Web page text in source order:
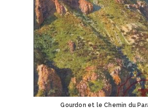
Gourdon et le Chemin du